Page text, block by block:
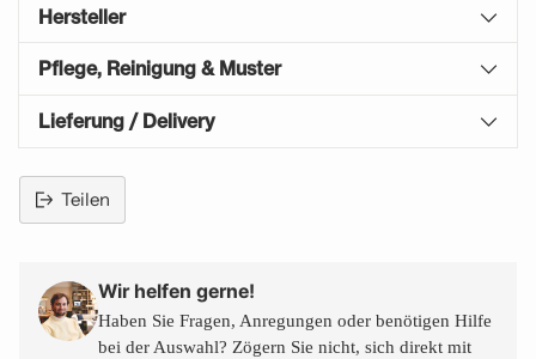
Hersteller
Pflege, Reinigung & Muster
Lieferung / Delivery
Teilen
den
Warenkorb
legen
Wir helfen gerne!
Haben Sie Fragen, Anregungen oder benötigen Hilfe
bei der Auswahl? Zögern Sie nicht, sich direkt mit